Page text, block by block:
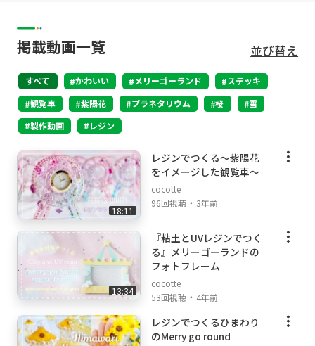
掲載動画一覧 並び替え
すべて かわいい メリーゴーランド
ステッキ
観覧車
紫陽花 プラネタリウム 桜
雪
製作動画
レジン
18:11
レジンでつくる～紫陽花
をイメージした観覧車～
cocotte
96回視聴 ・ 3年前
13:34
『粘土とUVレジンでつく
る』メリーゴーランドの
フォトフレーム
cocotte
53回視聴 ・ 4年前
レジンでつくるひまわり
のMerry go round